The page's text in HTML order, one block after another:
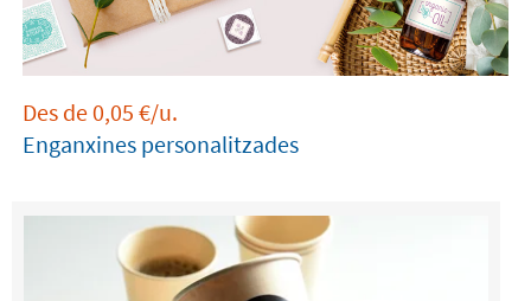
Des de0,05 €/u.
Enganxines personalitzades